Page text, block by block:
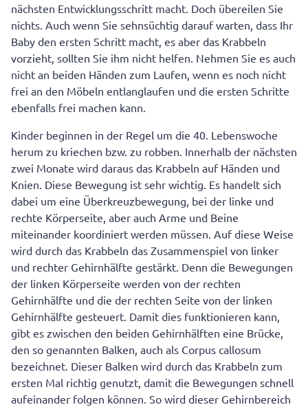
nächsten Entwicklungsschritt macht. Doch übereilen Sie
nichts. Auch wenn Sie sehnsüchtig darauf warten, dass Ihr
Baby den ersten Schritt macht, es aber das Krabbeln
vorzieht, sollten Sie ihm nicht helfen. Nehmen Sie es auch
nicht an beiden Händen zum Laufen, wenn es noch nicht
frei an den Möbeln entlanglaufen und die ersten Schritte
ebenfalls frei machen kann.
Kinder beginnen in der Regel um die 40. Lebenswoche
herum zu kriechen bzw. zu robben. Innerhalb der nächsten
zwei Monate wird daraus das Krabbeln auf Händen und
Knien. Diese Bewegung ist sehr wichtig. Es handelt sich
dabei um eine Überkreuzbewegung, bei der linke und
rechte Körperseite, aber auch Arme und Beine
miteinander koordiniert werden müssen. Auf diese Weise
wird durch das Krabbeln das Zusammenspiel von linker
und rechter Gehirnhälfte gestärkt. Denn die Bewegungen
der linken Körperseite werden von der rechten
Gehirnhälfte und die der rechten Seite von der linken
Gehirnhälfte gesteuert. Damit dies funktionieren kann,
gibt es zwischen den beiden Gehirnhälften eine Brücke,
den so genannten Balken, auch als Corpus callosum
bezeichnet. Dieser Balken wird durch das Krabbeln zum
ersten Mal richtig genutzt, damit die Bewegungen schnell
aufeinander folgen können. So wird dieser Gehirnbereich